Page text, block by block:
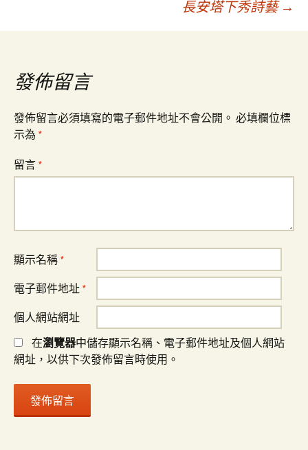
導
覽
長安塔下秀詩藝 →
發佈留言
發佈留言必須填寫的電子郵件地址不會公開。 必填欄位標
示為 *
留言 *
顯示名稱 *
電子郵件地址 *
個人網站網址
在瀏覽器中儲存顯示名稱、電子郵件地址及個人網站
網址，以供下次發佈留言時使用。